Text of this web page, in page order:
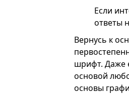
Если
ответы
Вернусь к
шрифт. Даже
основой
основы